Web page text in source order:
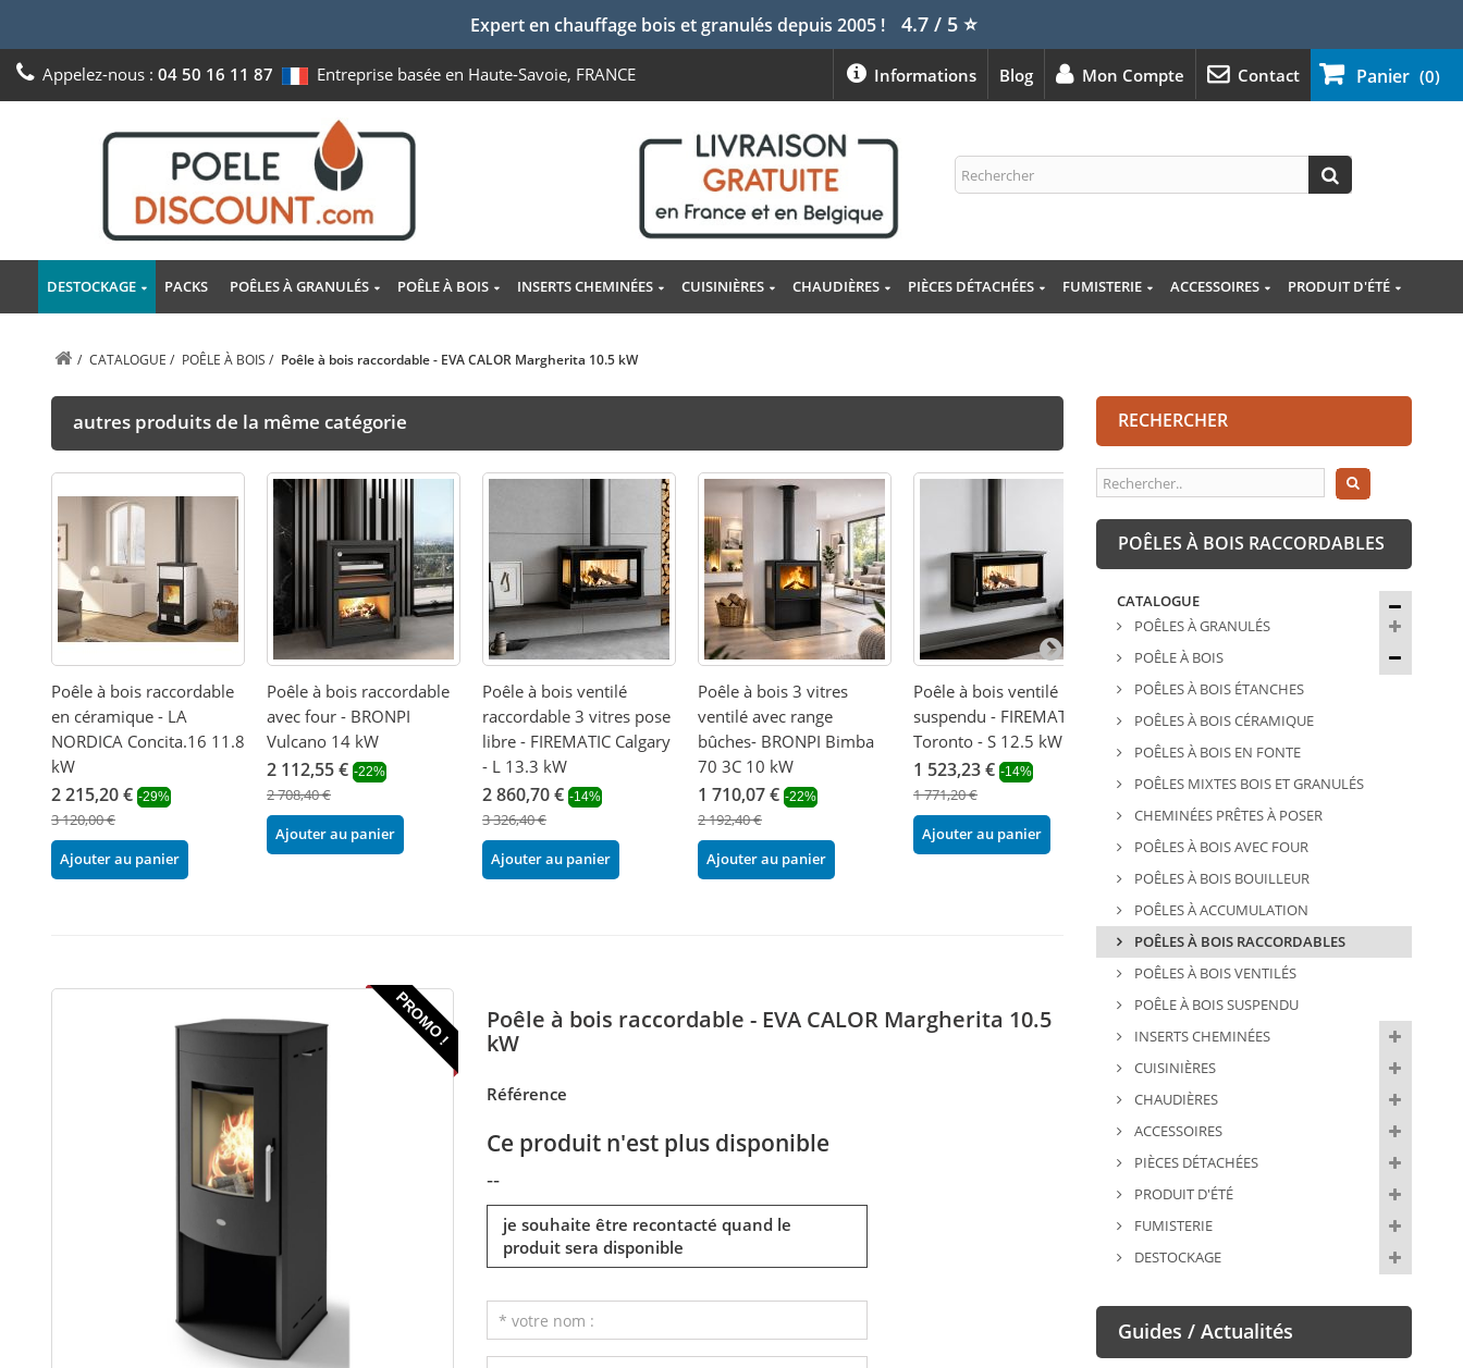
Expert en chauffage bois et granulés depuis 2005 ! 4.7 / 5⭐
Panier (0)
Appelez-nous : 04 50 16 11 87 Entreprise basée en Haute-Savoie, FRANCE Contact
Mon Compte
Blog
Informations
DESTOCKAGE PACKS POÊLES À GRANULÉS POÊLE À BOIS INSERTS CHEMINÉES CUISINIÈRES CHAUDIÈRES PIÈCES DÉTACHÉES FUMISTERIE ACCESSOIRES PRODUIT D'ÉTÉ
/ CATALOGUE / POÊLE À BOIS / Poêle à bois raccordable - EVA CALOR Margherita 10.5 kW
autres produits de la même catégorie
Poêle à bois raccordable
en céramique - LA
NORDICA Concita.16 11.8
kW
2 215,20 € -29%
3 120,00 €
Ajouter au panier
Poêle à bois raccordable
avec four - BRONPI
Vulcano 14 kW
2 112,55 € -22%
2 708,40 €
Ajouter au panier
Poêle à bois ventilé
raccordable 3 vitres pose
libre - FIREMATIC Calgary
- L 13.3 kW
2 860,70 € -14%
3 326,40 €
Ajouter au panier
Poêle à bois 3 vitres
ventilé avec range
bûches- BRONPI Bimba
70 3C 10 kW
1 710,07 € -22%
2 192,40 €
Ajouter au panier
Poêle à bois ventilé
suspendu - FIREMATIC
Toronto - S 12.5 kW
1 523,23 € -14%
1 771,20 €
Ajouter au panier
Poêle à bois raccordable
avec bûcher - FIREMATIC
Toronto - S 65 12.6 kW
1 766,16 €
2 131,20 €
PROMO !
Poêle à bois raccordable - EVA CALOR Margherita 10.5
kW
Référence
Ce produit n'est plus disponible
--
je souhaite être recontacté quand le
produit sera disponible
RECHERCHER
POÊLES À BOIS RACCORDABLES
CATALOGUE
POÊLES À GRANULÉS
POÊLE À BOIS
POÊLES À BOIS ÉTANCHES
POÊLES À BOIS CÉRAMIQUE
POÊLES À BOIS EN FONTE
POÊLES MIXTES BOIS ET GRANULÉS
CHEMINÉES PRÊTES À POSER
POÊLES À BOIS AVEC FOUR
POÊLES À BOIS BOUILLEUR
POÊLES À ACCUMULATION
POÊLES À BOIS RACCORDABLES
POÊLES À BOIS VENTILÉS
POÊLE À BOIS SUSPENDU
INSERTS CHEMINÉES
CUISINIÈRES
CHAUDIÈRES
ACCESSOIRES
PIÈCES DÉTACHÉES
PRODUIT D'ÉTÉ
FUMISTERIE
DESTOCKAGE
Guides / Actualités